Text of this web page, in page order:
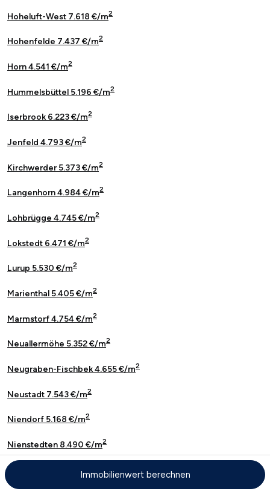
Hoheluft-West 7.618 €/m2
Hohenfelde 7.437 €/m2
Horn 4.541 €/m2
Hummelsbüttel 5.196 €/m2
Iserbrook 6.223 €/m2
Jenfeld 4.793 €/m2
Kirchwerder 5.373 €/m2
Langenhorn 4.984 €/m2
Lohbrügge 4.745 €/m2
Lokstedt 6.471 €/m2
Lurup 5.530 €/m2
Marienthal 5.405 €/m2
Marmstorf 4.754 €/m2
Neuallermöhe 5.352 €/m2
Neugraben-Fischbek 4.655 €/m2
Neustadt 7.543 €/m2
Niendorf 5.168 €/m2
Nienstedten 8.490 €/m2
Ohlsdorf 5.681 €/m
2
Immobilienwert berechnen